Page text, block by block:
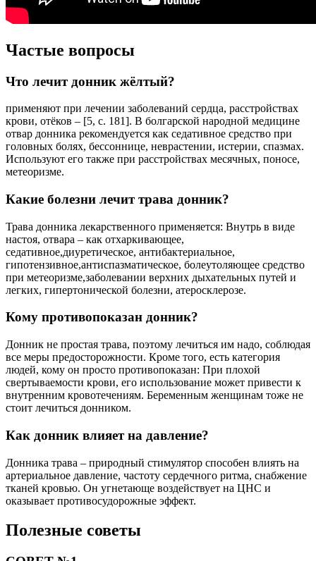
Частые вопросы
Что лечит донник жёлтый?
применяют при лечении заболеваний сердца, расстройствах
крови, отёков – [5, с. 181]. В болгарской народной медицине
отвар донника рекомендуется как седативное средство при
головных болях, бессоннице, неврастении, истерии, спазмах.
Используют его также при расстройствах месячных, поносе,
метеоризме.
Какие болезни лечит трава донник?
Трава донника лекарственного применяется: Внутрь в виде
настоя, отвара – как отхаркивающее,
седативное,диуретическое, антибактериальное,
гипотензивное,антиспазматическое, болеутоляющее средство
при метеоризме,заболевании верхних дыхательных путей и
легких, гипертонической болезни, атеросклерозе.
Кому противопоказан донник?
Донник не простая трава, поэтому лечиться им надо, соблюдая
все меры предосторожности. Кроме того, есть категория
людей, кому он просто противопоказан: При плохой
свертываемости крови, его использование может привести к
внутренним кровотечениям. Беременным женщинам тоже не
стоит лечиться донником.
Как донник влияет на давление?
Донника трава – природный стимулятор способен влиять на
артериальное давление, частоту сердечного ритма, снабжение
тканей кровью. Он угнетающе воздействует на ЦНС и
оказывает противосудорожные эффект.
Полезные советы